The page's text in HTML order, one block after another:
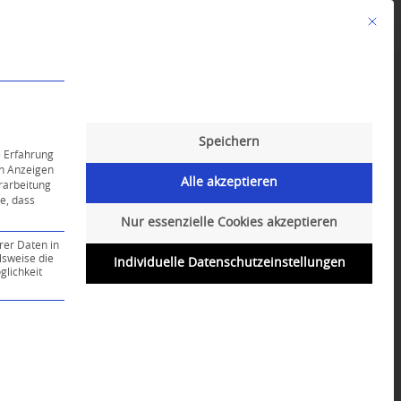
Mit
Erfahrung
Anzeigen
dass
Daten in
die
ist essenziell und kann nicht abgewählt
Speichern
Alle akzeptieren
Nur essenzielle Cookies akzeptieren
Individuelle Datenschutzeinstellungen